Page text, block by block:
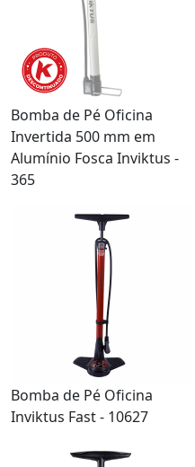
Bomba de Pé Oficina
Invertida 500 mm em
Alumínio Fosca Inviktus -
365
Bomba de Pé Oficina
Inviktus Fast - 10627